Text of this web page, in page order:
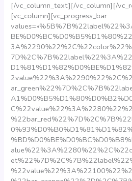
[/vc_column_text][/vc_column][/
[vc_column][vc_progress_bar